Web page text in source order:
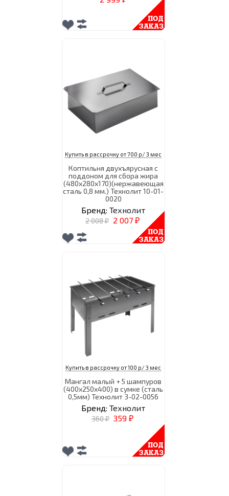
Купить в рассрочку от 700 р/ 3 мес
Коптильня двухъярусная с
поддоном для сбора жира
(480х280х170)(нержавеющая
сталь 0,8 мм.) Технолит 10-01-
0020
Бренд: Технолит
2 008₽ 2 007 ₽
Купить в рассрочку от 100 р/ 3 мес
Мангал малый + 5 шампуров
(400х250х400) в сумке (сталь
0,5мм) Технолит 3-02-0056
Бренд: Технолит
360₽ 359 ₽